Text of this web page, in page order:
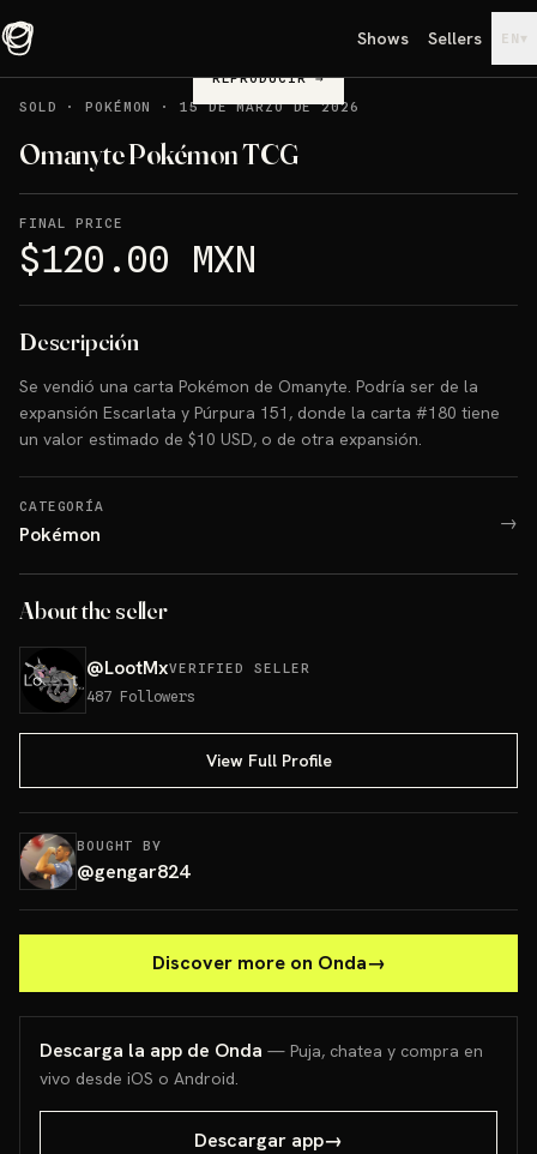
Shows Sellers EN ▾
REPRODUCIR→
SOLD
·POKÉMON · 15 DE MARZO DE 2026
Omanyte Pokémon TCG
FINAL PRICE
$120.00 MXN
Descripción
Se vendió una carta Pokémon de Omanyte. Podría ser de la
expansión Escarlata y Púrpura 151, donde la carta #180 tiene
un valor estimado de $10 USD, o de otra expansión.
CATEGORÍA
Pokémon →
About the seller
@LootMxVERIFIED SELLER
487 Followers
View Full Profile
BOUGHT BY
@gengar824
Discover more on Onda→
Descarga la app de Onda — Puja, chatea y compra en
vivo desde iOS o Android.
Descargar app→